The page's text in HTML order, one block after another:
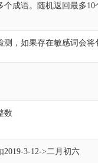
成语。随机返回最多
，如果存在敏感词会将
数
3-12->二月初六